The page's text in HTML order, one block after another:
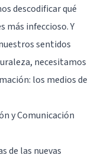
descodificar qué
más infeccioso. Y
sentidos
necesitamos
los medios de
y Comunicación
de las nuevas